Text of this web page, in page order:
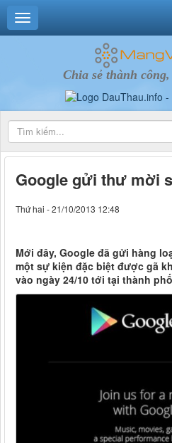
Chia sẻ thành
Google gửi thư mời
Thứ hai - 21/10/2013 12:48
Mới đây, Google đã gửi hàng
một sự kiện đặc biệt được gã
vào ngày 24/10 tới tại thành